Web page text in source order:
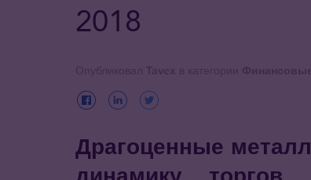
2018
Драгоценные